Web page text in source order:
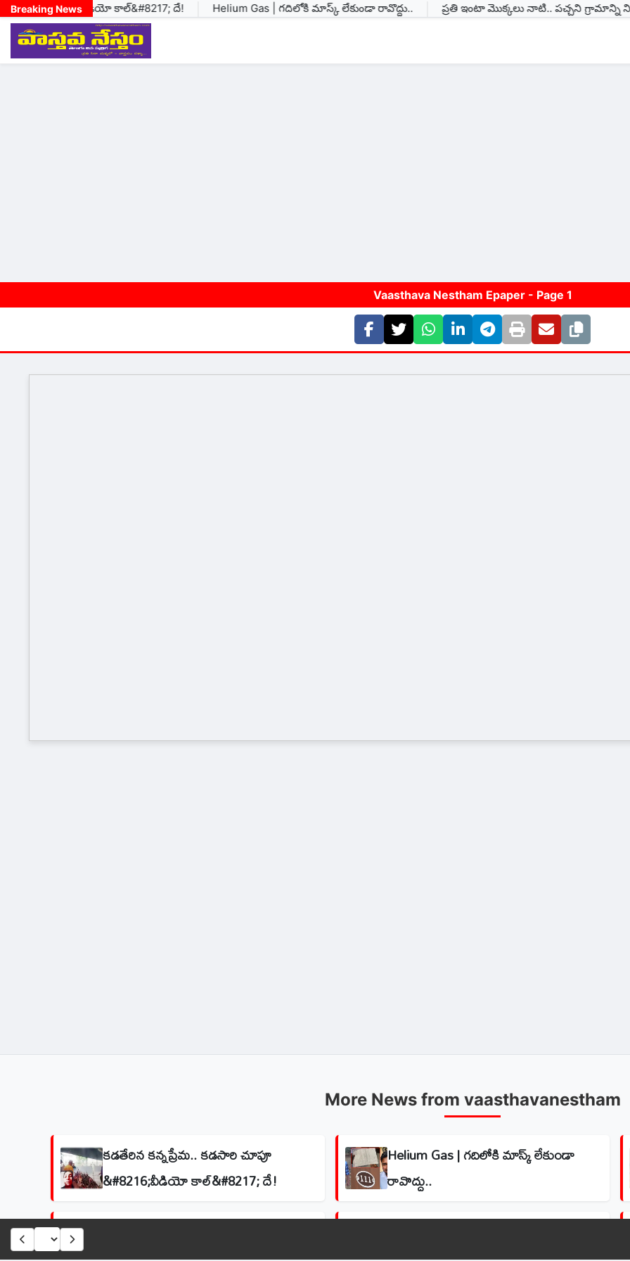
Breaking News
&#8216;వీడియో కాల్&#8217; దే! Helium Gas | గదిలోకి మాస్క్ లేకుండా రావొద్దు.. ప్రతి ఇంటా మొక్కలు నాటి.. పచ్చని గ్రామాన్ని
Vaasthava Nestham Epaper - Page 1
More News from vaasthavanestham
కడతేరిన కన్నప్రేమ.. కడసారి చూపూ
&#8216;వీడియో కాల్&#8217; దే!
Helium Gas | గదిలోకి మాస్క్ లేకుండా
రావొద్దు..